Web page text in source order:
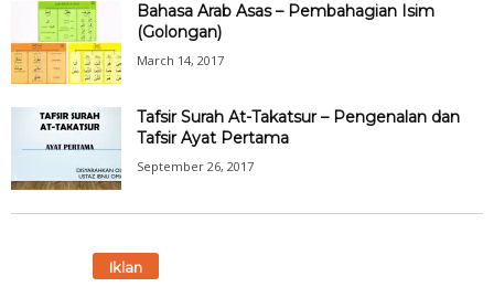
Bahasa Arab Asas – Pembahagian Isim
(Golongan)
March 14, 2017
Tafsir Surah At-Takatsur – Pengenalan dan
Tafsir Ayat Pertama
September 26, 2017
Iklan